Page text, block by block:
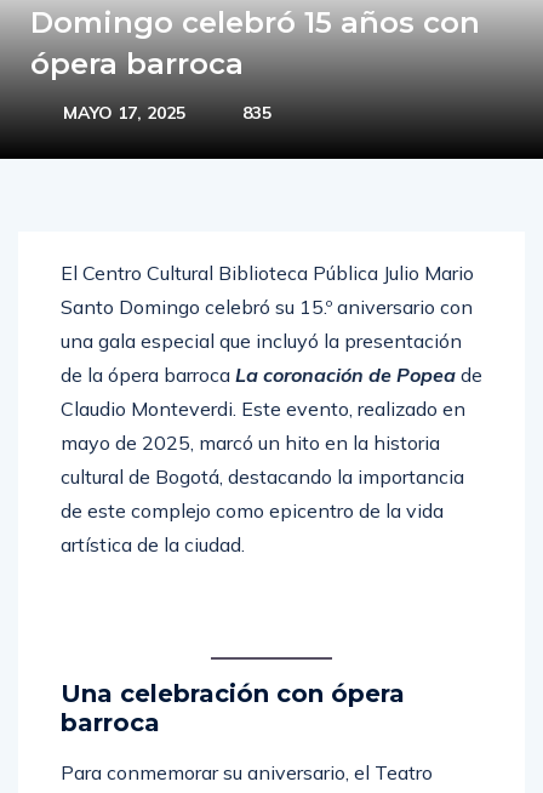
Domingo celebró 15 años con
ópera barroca
MAYO 17, 2025 835
El Centro Cultural Biblioteca Pública Julio Mario
Santo Domingo celebró su 15.º aniversario con
una gala especial que incluyó la presentación
de la ópera barroca La coronación de Popea de
Claudio Monteverdi. Este evento, realizado en
mayo de 2025, marcó un hito en la historia
cultural de Bogotá, destacando la importancia
de este complejo como epicentro de la vida
artística de la ciudad.
Una celebración con ópera
barroca
Para conmemorar su aniversario, el Teatro